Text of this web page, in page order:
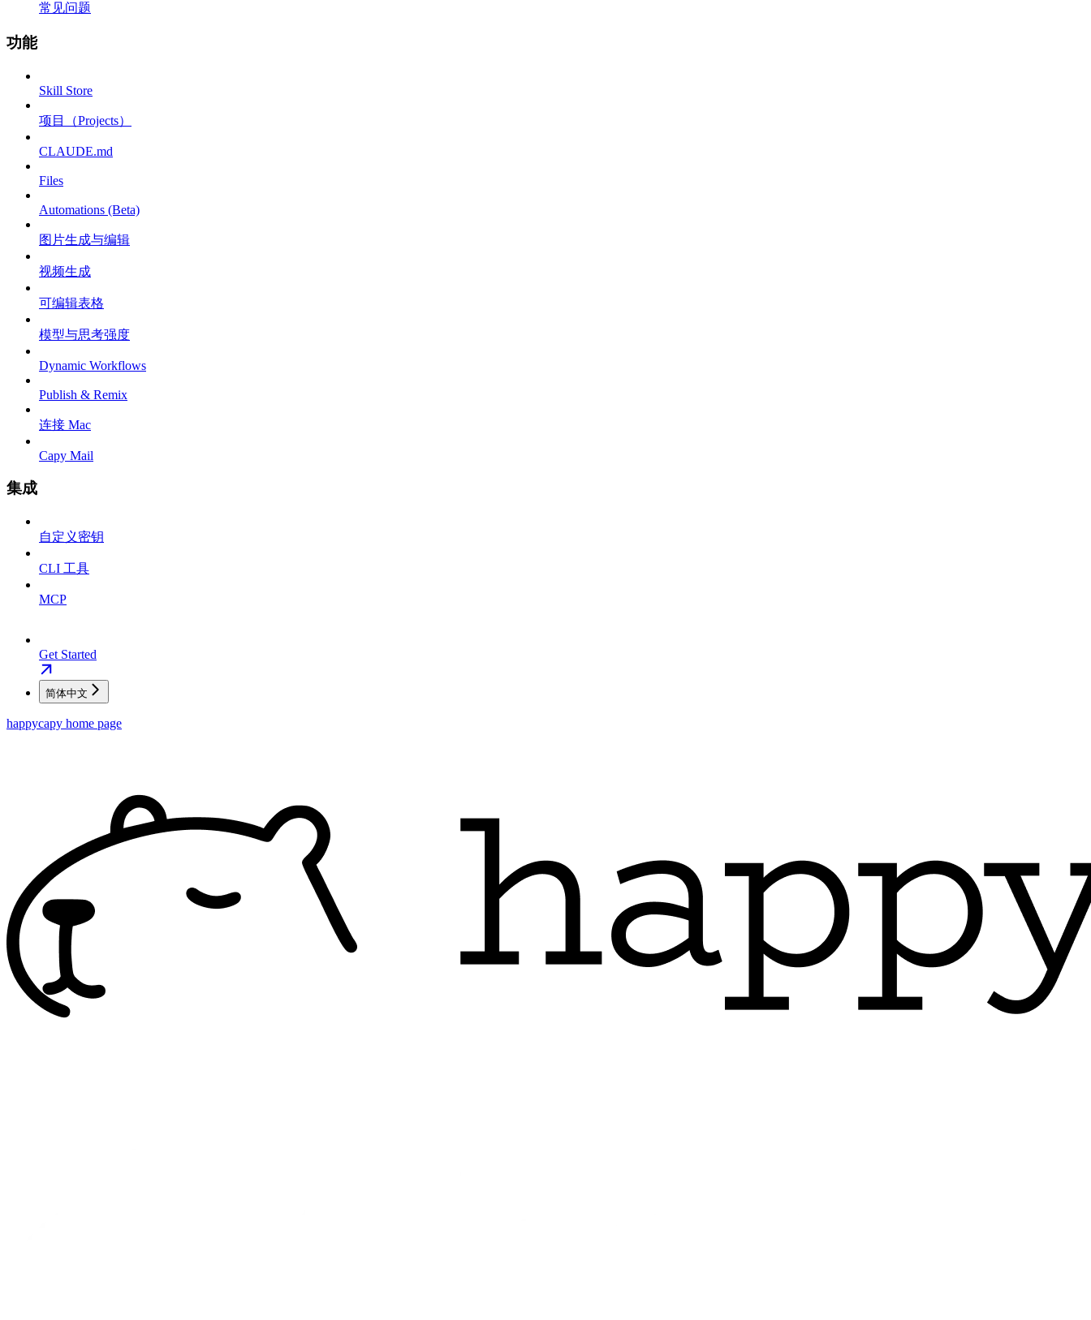
常见问题
功能
Skill Store
项目（Projects）
CLAUDE.md
Files
Automations (Beta)
图片生成与编辑
视频生成
可编辑表格
模型与思考强度
Dynamic Workflows
Publish & Remix
连接 Mac
Capy Mail
集成
自定义密钥
CLI 工具
MCP
Get Started
简体中文
happycapy home page